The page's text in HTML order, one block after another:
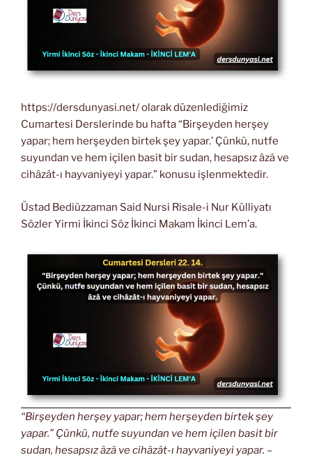
https://dersdunyasi.net/ olarak düzenlediğimiz
Cumartesi Derslerinde bu hafta “Birşeyden herşey
yapar; hem herşeyden birtek şey yapar.’ Çünkü, nutfe
suyundan ve hem içilen basit bir sudan, hesapsız âzâ ve
cihâzât-ı hayvaniyeyi yapar.” konusu işlenmektedir.
Üstad Bediüzzaman Said Nursi Risale-i Nur Külliyatı
Sözler Yirmi İkinci Söz İkinci Makam İkinci Lem’a.
“Birşeyden herşey yapar; hem herşeyden birtek şey
yapar.” Çünkü, nutfe suyundan ve hem içilen basit bir
sudan, hesapsız âzâ ve cihâzât-ı hayvaniyeyi yapar. –